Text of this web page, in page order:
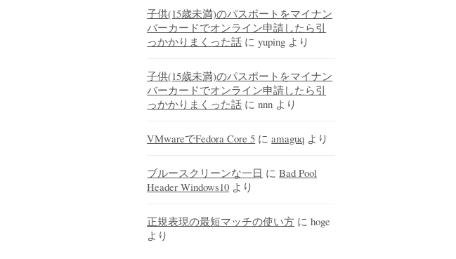
子供(15歳未満)のパスポートをマイナン
バーカードでオンライン申請したら引
っかかりまくった話 にyuping より
子供(15歳未満)のパスポートをマイナン
バーカードでオンライン申請したら引
っかかりまくった話 にnnn より
VMwareでFedora Core 5 にamaguq より
ブルースクリーンな一日 にBad Pool
Header Windows10 より
正規表現の最短マッチの使い方 にhoge
より